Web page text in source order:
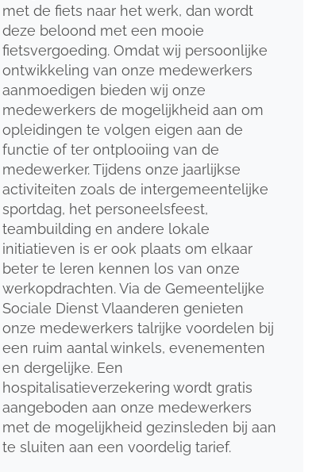
met de fiets naar het werk, dan wordt
deze beloond met een mooie
fietsvergoeding. Omdat wij persoonlijke
ontwikkeling van onze medewerkers
aanmoedigen bieden wij onze
medewerkers de mogelijkheid aan om
opleidingen te volgen eigen aan de
functie of ter ontplooiing van de
medewerker. Tijdens onze jaarlijkse
activiteiten zoals de intergemeentelijke
sportdag, het personeelsfeest,
teambuilding en andere lokale
initiatieven is er ook plaats om elkaar
beter te leren kennen los van onze
werkopdrachten. Via de Gemeentelijke
Sociale Dienst Vlaanderen genieten
onze medewerkers talrijke voordelen bij
een ruim aantal winkels, evenementen
en dergelijke. Een
hospitalisatieverzekering wordt gratis
aangeboden aan onze medewerkers
met de mogelijkheid gezinsleden bij aan
te sluiten aan een voordelig tarief.